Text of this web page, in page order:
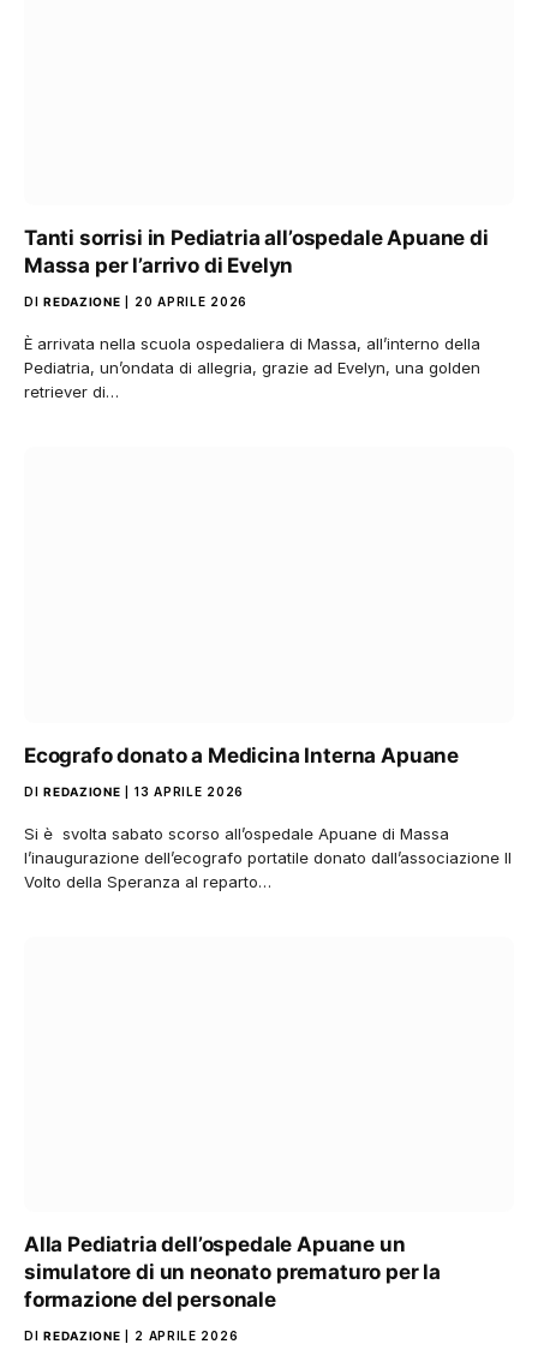
Tanti sorrisi in Pediatria all’ospedale Apuane di
Massa per l’arrivo di Evelyn
DI REDAZIONE 20 APRILE 2026
È arrivata nella scuola ospedaliera di Massa, all’interno della
Pediatria, un’ondata di allegria, grazie ad Evelyn, una golden
retriever di…
Ecografo donato a Medicina Interna Apuane
DI REDAZIONE 13 APRILE 2026
Si è svolta sabato scorso all’ospedale Apuane di Massa
l’inaugurazione dell’ecografo portatile donato dall’associazione Il
Volto della Speranza al reparto…
Alla Pediatria dell’ospedale Apuane un
simulatore di un neonato prematuro per la
formazione del personale
DI REDAZIONE 2 APRILE 2026